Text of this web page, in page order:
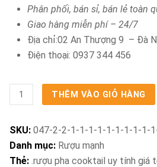
Phân phối, bán sỉ, bán lẻ toàn
Giao hàng miễn phí – 24/7
Địa chỉ:02 An Thượng 9 – Đà
Điện thoại: 0937 344 456
Rượu
Martini
số
lượng
THÊM VÀO GIỎ HÀNG
SKU: 047-2-2-1-1-1-1-1-1-1-1-1-
Danh mục: Rượu mạnh
Thẻ: .rượu pha cooktail uy tính giá